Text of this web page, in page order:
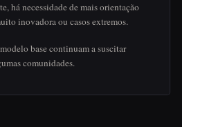
há necessidade de mais orientação
inovadora ou casos extremos.
base continuam a suscitar
comunidades.